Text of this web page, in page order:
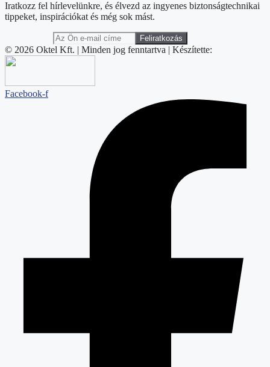
Iratkozz fel hírlevelünkre, és élvezd az ingyenes biztonságtechnikai
tippeket, inspirációkat és még sok mást.
© 2026 Oktel Kft. | Minden jog fenntartva | Készítette:
Facebook-f